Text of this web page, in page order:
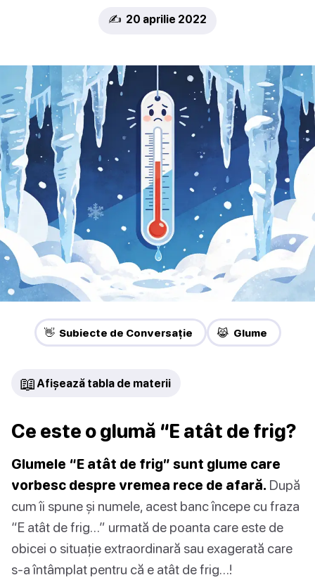
✍️ 20 aprilie 2022
👋 Subiecte de Conversație 😹 Glume
📖 Afișează tabla de materii
Ce este o glumă “E atât de frig?
Glumele “E atât de frig” sunt glume care
vorbesc despre vremea rece de afară. După
cum îi spune și numele, acest banc începe cu fraza
“E atât de frig…” urmată de poanta care este de
obicei o situație extraordinară sau exagerată care
s-a întâmplat pentru că e atât de frig…!